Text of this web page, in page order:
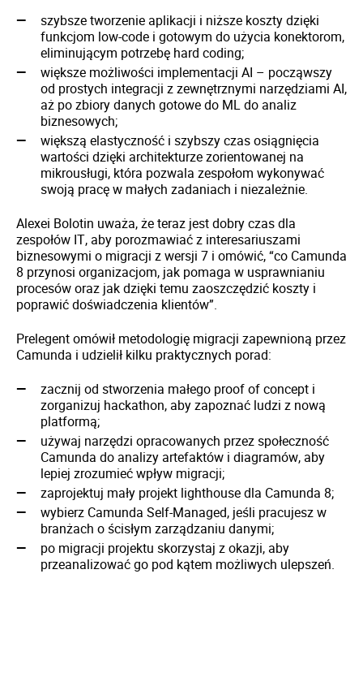
szybsze tworzenie aplikacji i niższe koszty dzięki
funkcjom low-code i gotowym do użycia konektorom,
eliminującym potrzebę hard coding;
większe możliwości implementacji AI – począwszy
od prostych integracji z zewnętrznymi narzędziami AI,
aż po zbiory danych gotowe do ML do analiz
biznesowych;
większą elastyczność i szybszy czas osiągnięcia
wartości dzięki architekturze zorientowanej na
mikrousługi, która pozwala zespołom wykonywać
swoją pracę w małych zadaniach i niezależnie.
Alexei Bolotin uważa, że teraz jest dobry czas dla
zespołów IT, aby porozmawiać z interesariuszami
biznesowymi o migracji z wersji 7 i omówić, “co Camunda
8 przynosi organizacjom, jak pomaga w usprawnianiu
procesów oraz jak dzięki temu zaoszczędzić koszty i
poprawić doświadczenia klientów”.
Prelegent omówił metodologię migracji zapewnioną przez
Camunda i udzielił kilku praktycznych porad:
zacznij od stworzenia małego proof of concept i
zorganizuj hackathon, aby zapoznać ludzi z nową
platformą;
używaj narzędzi opracowanych przez społeczność
Camunda do analizy artefaktów i diagramów, aby
lepiej zrozumieć wpływ migracji;
zaprojektuj mały projekt lighthouse dla Camunda 8;
wybierz Camunda Self-Managed, jeśli pracujesz w
branżach o ścisłym zarządzaniu danymi;
po migracji projektu skorzystaj z okazji, aby
przeanalizować go pod kątem możliwych ulepszeń.